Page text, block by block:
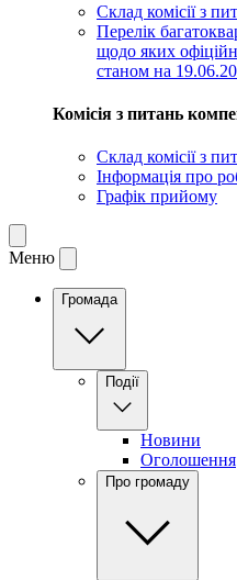
Склад комісії з
Перелік
щодо яких
станом на
Комісія з питань
Склад комісії з
Інформація про
Графік прийому
Меню
Громада
Події
Новини
Оголошення
Про громаду